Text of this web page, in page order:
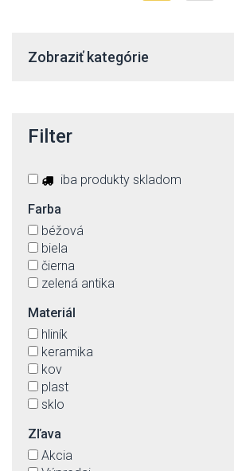
Zobraziť kategórie
Filter
iba produkty skladom
Farba
béžová
biela
čierna
zelená antika
Materiál
hliník
keramika
kov
plast
sklo
Zľava
Akcia